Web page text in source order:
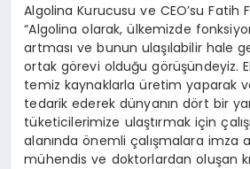
Algolina Kurucusu ve CEO’su Fatih
“Algolina olarak, ülkemizde
artması ve bunun ulaşılabilir hale
ortak görevi olduğu görüşündeyiz.
temiz kaynaklarla üretim yaparak
tedarik ederek dünyanın dört bir
tüketicilerimize ulaştırmak için
alanında önemli çalışmalara imza
mühendis ve doktorlardan oluşan